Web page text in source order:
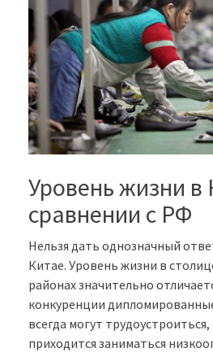
Уровень жизни в
сравнении с РФ
Нельзя дать однозначный
Китае. Уровень жизни в
районах значительно
конкуренции
всегда могут
приходится заниматься